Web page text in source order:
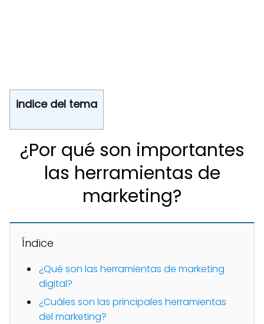
indice del tema
¿Por qué son importantes
las herramientas de
marketing?
Índice
¿Qué son las herramientas de marketing
digital?
¿Cuáles son las principales herramientas
del marketing?